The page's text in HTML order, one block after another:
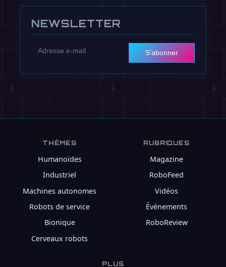
NEWSLETTER
S'abonner
THÈMES
Humanoïdes
Industriel
Machines autonomes
Robots de service
Bionique
Cerveaux robots
RUBRIQUES
Magazine
RoboFeed
Vidéos
Événements
RoboReview
PLUS